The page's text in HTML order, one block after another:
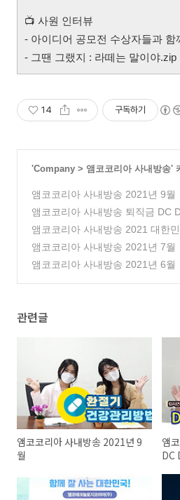
📺 사원 인터뷰
- 아이디어 공모전 수상자들과 함
- 그땐 그랬지 : 라떼는 말이야.zip
14 구독하기
'Company > 앰코코리아 사내방송'
앰코코리아 사내방송 2021년 9월
앰코코리아 사내방송 퇴직금 DC
보
(0)
앰코코리아 사내방송 2021 대한민
으뜸기업 선정
(0)
앰코코리아 사내방송 2021년 7월
앰코코리아 사내방송 2021년 6월
관련글
앰코코리아 사내방송 2021년 9
월
앰
DC